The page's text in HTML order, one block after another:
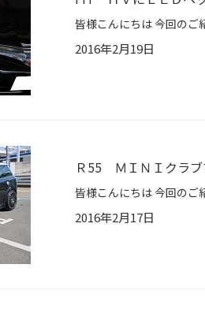
2016年2月19日
Ｒ55 ＭＩＮＩクラブ
2016年2月17日